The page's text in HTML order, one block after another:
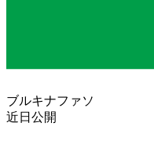
ブルキナファソ
近日公開